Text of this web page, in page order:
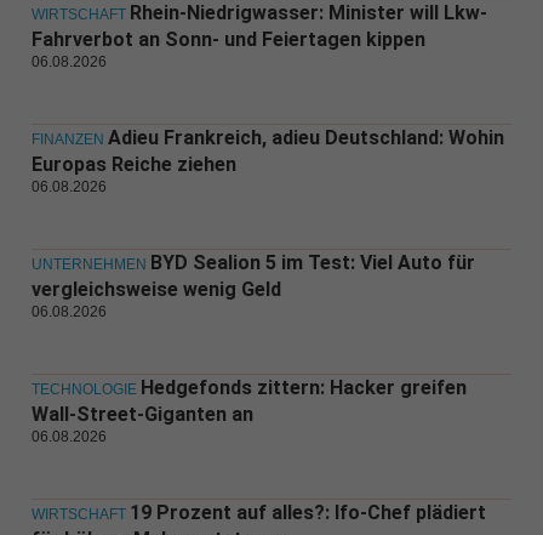
WIRTSCHAFT Rhein-Niedrigwasser: Minister will Lkw-
Fahrverbot an Sonn- und Feiertagen kippen
06.08.2026
FINANZEN Adieu Frankreich, adieu Deutschland: Wohin
Europas Reiche ziehen
06.08.2026
UNTERNEHMEN BYD Sealion 5 im Test: Viel Auto für
vergleichsweise wenig Geld
06.08.2026
TECHNOLOGIE Hedgefonds zittern: Hacker greifen
Wall-Street-Giganten an
06.08.2026
WIRTSCHAFT 19 Prozent auf alles?: Ifo-Chef plädiert